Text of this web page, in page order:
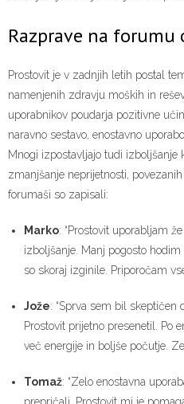
Razprave na forumu
Prostovit je v zadnjih letih postal
namenjenih zdravju moških in
uporabnikov poudarja pozitivne
naravno sestavo, enostavno
Mnogi izpostavljajo tudi izboljšanje
zmanjšanje neprijetnosti,
forumaši so zapisali:
Marko: “Prostovit uporabljam
izboljšanje. Manj pogosto
so skoraj izginile. Priporočam
Jože: “Sprva sem bil skeptičen
Prostovit prijetno presenetil. Po
več energije in boljše počutje.
Tomaž: “Zelo enostavna